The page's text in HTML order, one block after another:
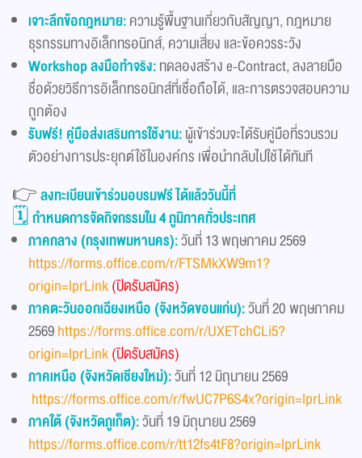
เจาะลึกข้อกฎหมาย:ความรู้พื้นฐานเกี่ยวกับสัญญา, กฎหมาย
ธุรกรรมทางอิเล็กทรอนิกส์, ความเสี่ยง และข้อควรระวัง
Workshop ลงมือทำจริง:ทดลองสร้าง e-Contract, ลงลายมือ
ชื่อด้วยวิธีการอิเล็กทรอนิกส์ที่เชื่อถือได้, และการตรวจสอบความ
ถูกต้อง
รับฟรี! คู่มือส่งเสริมการใช้งาน:ผู้เข้าร่วมจะได้รับคู่มือที่รวบรวม
ตัวอย่างการประยุกต์ใช้ในองค์กร เพื่อนำกลับไปใช้ได้ทันที
👉ลงทะเบียนเข้าร่วมอบรมฟรี ได้แล้ววันนี้ที่
🗓 กำหนดการจัดกิจกรรมใน 4 ภูมิภาคทั่วประเทศ
ภาคกลาง (กรุงเทพมหานคร):วันที่ 13 พฤษภาคม 2569
https://forms.office.com/r/FTSMkXW9m1?
origin=lprLink(ปิดรับสมัคร)
ภาคตะวันออกเฉียงเหนือ (จังหวัดขอนแก่น):วันที่ 20 พฤษภาคม
2569https://forms.office.com/r/UXETchCLi5?
origin=lprLink(ปิดรับสมัคร)
ภาคเหนือ (จังหวัดเชียงใหม่):วันที่ 12 มิถุนายน 2569
https://forms.office.com/r/fwUC7P6S4x?origin=lprLink
ภาคใต้ (จังหวัดภูเก็ต):วันที่ 19 มิถุนายน 2569
https://forms.office.com/r/tt12fs4tF8?origin=lprLink